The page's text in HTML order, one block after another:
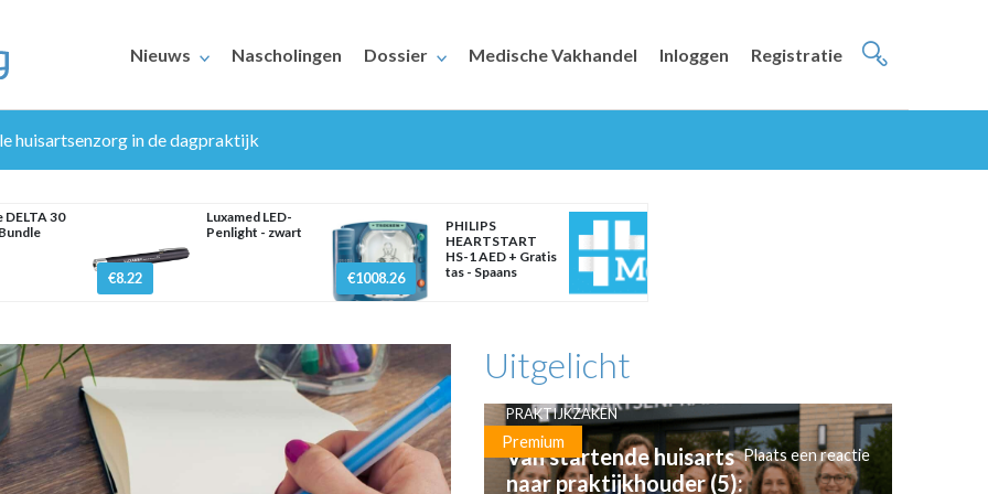
Nieuws Nascholingen Dossier Medische Vakhandel Inloggen Registratie
huisartsenzorg in de dagpraktijk
DELTA 30
€8.22
Luxamed LED-
Penlight - zwart
€1008.26
PHILIPS
HEARTSTART
HS-1 AED + Gratis
tas - Spaans
Uitgelicht
Premium
PRAKTIJKZAKEN
Van startende huisarts
naar praktijkhouder (5):
Plaats een reactie